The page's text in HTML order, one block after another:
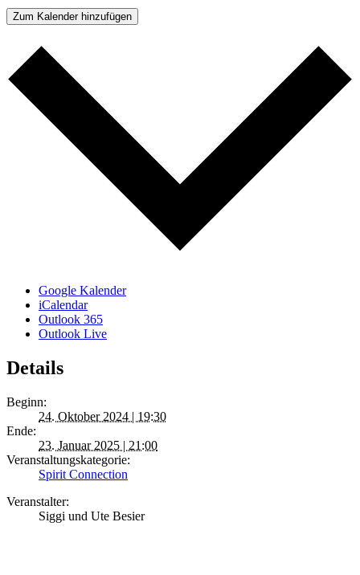
Zum Kalender hinzufügen
Google Kalender
iCalendar
Outlook 365
Outlook Live
Details
Beginn:
24. Oktober 2024 | 19:30
Ende:
23. Januar 2025 | 21:00
Veranstaltungskategorie:
Spirit Connection
Veranstalter:
Siggi und Ute Besier